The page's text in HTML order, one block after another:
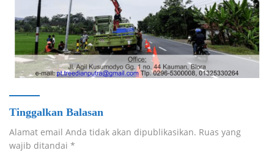
Tinggalkan Balasan
Alamat email Anda tidak akan dipublikasikan. Ruas yang
wajib ditandai *